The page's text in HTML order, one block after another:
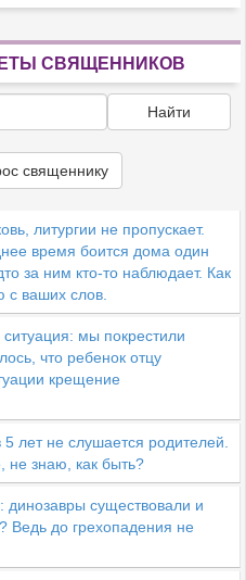
СВЯЩЕННИКОВ
Найти
священнику
литургии не пропускает.
время боится дома один
за ним кто-то наблюдает. Как
ваших слов.
мы покрестили
что ребенок отцу
крещение
лет не слушается родителей.
не знаю, как быть?
динозавры существовали и
Ведь до грехопадения не